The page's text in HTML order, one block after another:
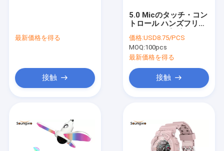
最新価格を得る
接触
5.0 Micのタッチ・コン
トロール ハンズフリー
Bluetoothのイヤホー
ン
価格:USD8.75/PCS
MOQ:100pcs
最新価格を得る
接触